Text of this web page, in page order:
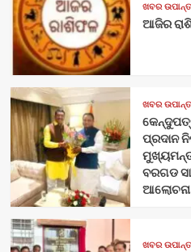
ଖବର
ଆଜିର
ଖବର
ପ୍ରଦାନ
ବରଗଡ
ଆଲୋଚନା
ଖବର